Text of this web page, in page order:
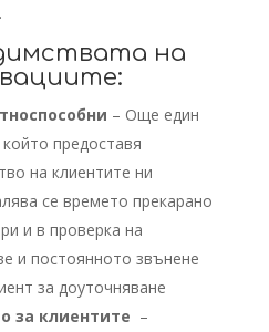
на
– Още един
предоставя
на клиентите ни
се времето прекарано
и в проверка на
и постоянното звънене
за доуточняване
за клиентите –